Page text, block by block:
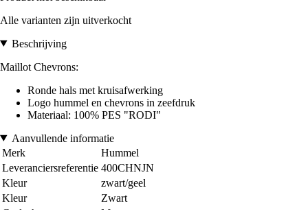
Alle varianten zijn uitverkocht
Beschrijving
Maillot Chevrons:
Ronde hals met kruisafwerking
Logo hummel en chevrons in zeefdruk
Materiaal: 100% PES "RODI"
Aanvullende informatie
Merk
Hummel
Leveranciersreferentie 400CHNJN
Kleur
zwart/geel
Kleur
Zwart